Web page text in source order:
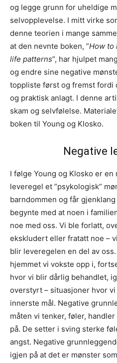
og legge grunn for uheldige
selvopplevelse. I mitt virke
denne teorien i mange
at den nevnte boken, ”How to
life patterns”, har hjulpet
og endre sine negative
toppliste først og fremst fordi
og praktisk anlagt. I denne
skam og selvfølelse.
boken til Young og Klosko.
Negative
I følge Young og Klosko er
leveregel et ”psykologisk”
barndommen og får
begynte med at noen i
noe med oss. Vi ble forlatt,
ekskludert eller fratatt noe –
blir leveregelen en del av
hjemmet vi vokste opp i,
hvor vi blir dårlig behandlet,
overstyrt – situasjoner hvor
innerste mål. Negative
måten vi tenker, føler,
på. De setter i sving sterke
angst. Negative
igjen på at det er mønster